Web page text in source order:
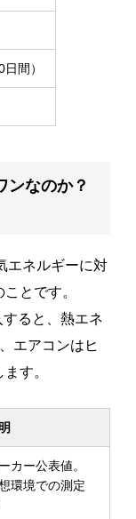
間）
ンなのか？
エネルギーに対
とです。
ると、熱エネ
エアコンはヒ
す。
カー公表値。
環境での測定